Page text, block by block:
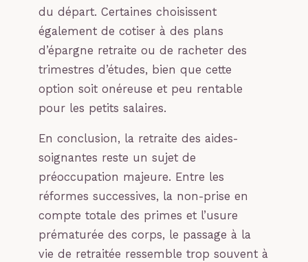
du départ. Certaines choisissent
également de cotiser à des plans
d’épargne retraite ou de racheter des
trimestres d’études, bien que cette
option soit onéreuse et peu rentable
pour les petits salaires.
En conclusion, la retraite des aides-
soignantes reste un sujet de
préoccupation majeure. Entre les
réformes successives, la non-prise en
compte totale des primes et l’usure
prématurée des corps, le passage à la
vie de retraitée ressemble trop souvent à